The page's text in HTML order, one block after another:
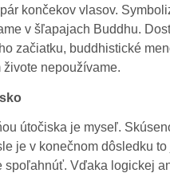
končekov vlasov.
v šľapajach Buddhu.
začiatku, buddhistické
nepoužívame.
útočiska je myseľ.
je v konečnom dôsledku to
spoľahnúť. Vďaka logickej